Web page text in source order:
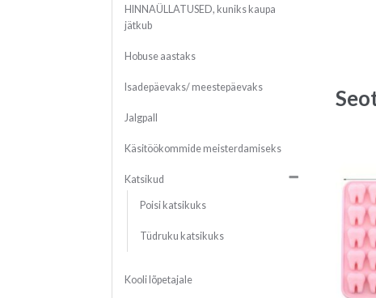
HINNAÜLLATUSED, kuniks kaupa
jätkub
Hobuse aastaks
Isadepäevaks/ meestepäevaks
Jalgpall
Käsitöökommide meisterdamiseks
Katsikud
Poisi katsikuks
Tüdruku katsikuks
Kooli lõpetajale